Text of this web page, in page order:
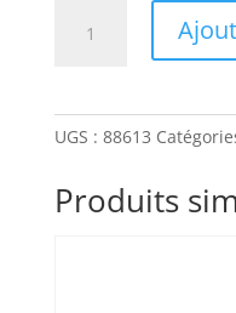
UGS : 88613
Produits